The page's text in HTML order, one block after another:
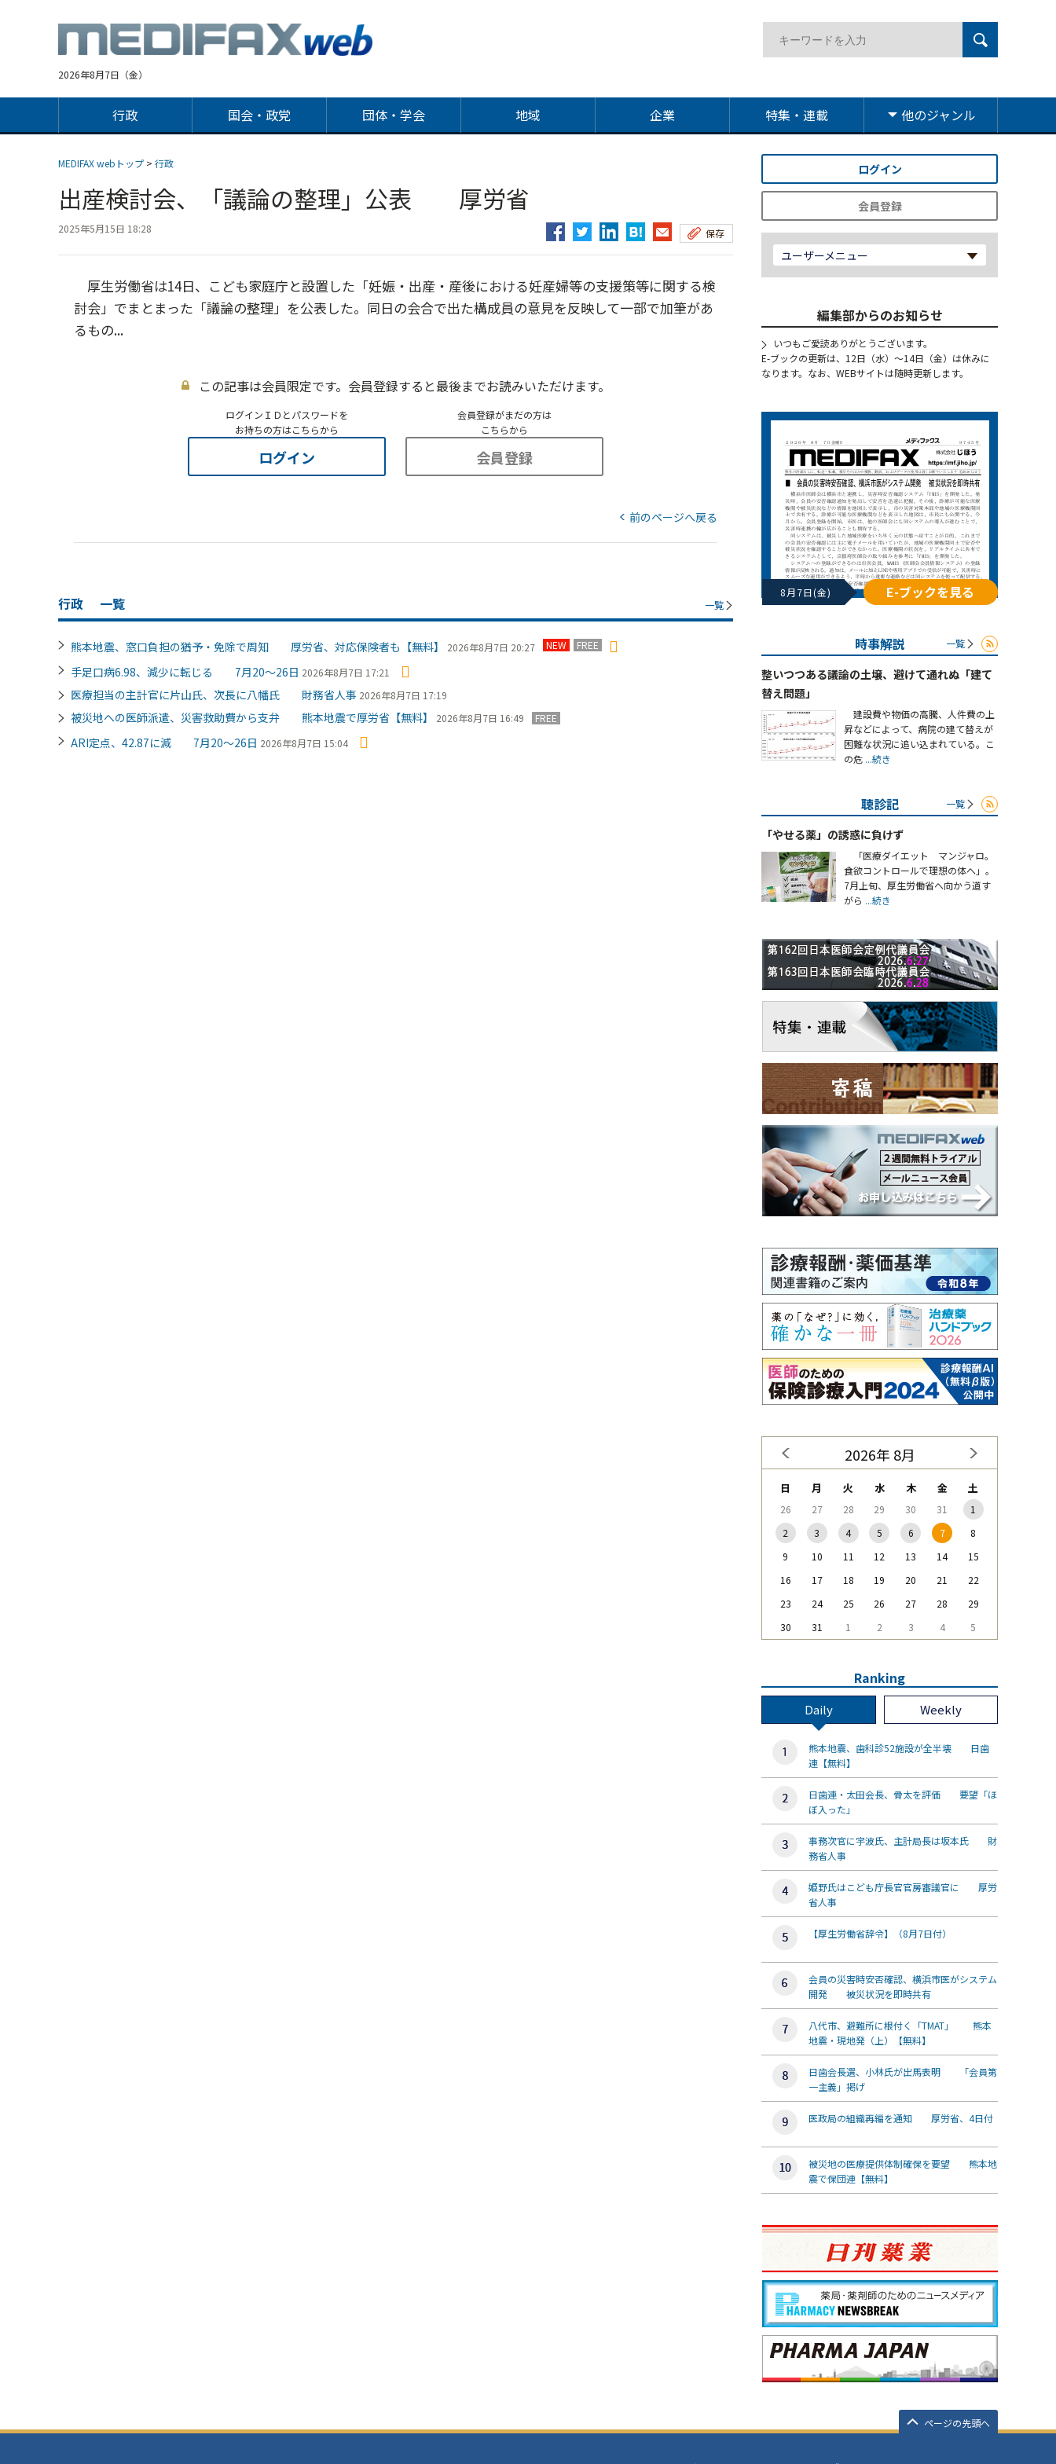
2026年8月7日（金）
行政 国会・政党 団体・学会 地域 企業 特集・連載 他のジャンル
MEDIFAX webトップ > 行政
出産検討会、「議論の整理」公表 厚労省
2025年5月15日 18:28 保存
厚生労働省は14日、こども家庭庁と設置した「妊娠・出産・産後における妊産婦等の支援策等に関する検
討会」でまとまった「議論の整理」を公表した。同日の会合で出た構成員の意見を反映して一部で加筆があ
るもの...
この記事は会員限定です。会員登録すると最後までお読みいただけます。
ログインＩＤとパスワードを
お持ちの方はこちらから
ログイン
会員登録がまだの方は
こちらから
会員登録
前のページへ戻る
行政 一覧 一覧
熊本地震、窓口負担の猶予・免除で周知 厚労省、対応保険者も【無料】 2026年8月7日 20:27 NEW FREE
手足口病6.98、減少に転じる 7月20～26日 2026年8月7日 17:21
医療担当の主計官に片山氏、次長に八幡氏 財務省人事 2026年8月7日 17:19
被災地への医師派遣、災害救助費から支弁 熊本地震で厚労省【無料】 2026年8月7日 16:49 FREE
ARI定点、42.87に減 7月20～26日 2026年8月7日 15:04
ログイン
会員登録
ユーザーメニュー
編集部からのお知らせ
いつもご愛読ありがとうございます。
E-ブックの更新は、12日（水）～14日（金）は休みに
なります。なお、WEBサイトは随時更新します。
8月7日(金) E-ブックを見る
時事解説 一覧
整いつつある議論の土壌、避けて通れぬ「建て
替え問題」
建設費や物価の高騰、人件費の上
昇などによって、病院の建て替えが
困難な状況に追い込まれている。こ
の危 ...続き
聴診記 一覧
「やせる薬」の誘惑に負けず
「医療ダイエット マンジャロ。
食欲コントロールで理想の体へ」。
7月上旬、厚生労働省へ向かう道す
がら ...続き
2026年 8月
日 月 火 水 木 金 土
26 27 28 29 30 31
1
2
3 4 5 6 7
8
9
10 11 12 13 14
15
16
17 18 19 20 21
22
23
24 25 26 27 28
29
30
31 1 2 3 4 5
Ranking
Daily Weekly
熊本地震、歯科診52施設が全半壊 日歯
連【無料】
日歯連・太田会長、骨太を評価 要望「ほ
ぼ入った」
事務次官に宇波氏、主計局長は坂本氏 財
務省人事
姫野氏はこども庁長官官房審議官に 厚労
省人事
【厚生労働省辞令】（8月7日付）
会員の災害時安否確認、横浜市医がシステム
開発 被災状況を即時共有
八代市、避難所に根付く「TMAT」 熊本
地震・現地発（上）【無料】
日歯会長選、小林氏が出馬表明 「会員第
一主義」掲げ
医政局の組織再編を通知 厚労省、4日付
被災地の医療提供体制確保を要望 熊本地
震で保団連【無料】
ページの先頭へ